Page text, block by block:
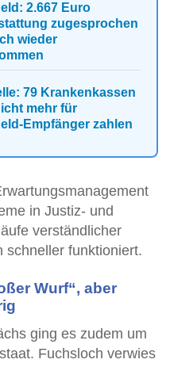
2.667 Euro
zugesprochen
wieder
79 Krankenkassen
mehr für
Empfänger zahlen
in Justiz- und
verständlicher
schneller funktioniert.
Wurf“, aber
ging es zudem um
Fuchsloch verwies